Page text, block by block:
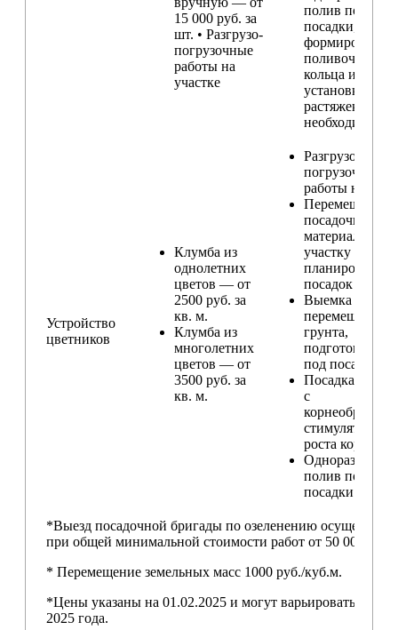
15 000 руб. за
шт. • Разгрузо-
погрузочные
работы на
участке
полив после
посадки,
формирование
поливочного
кольца и
установка
растяжек (при
Устройство
цветников
Клумба из
однолетних
цветов — от
2500 руб. за
кв. м.
Клумба из
многолетних
цветов — от
3500 руб. за
кв. м.
Разгрузо-
погрузочные
работы на
Перемещение
посадочного
материала по
участку и
планирование
посадок
Выемка и
перемещение
грунта,
подготовка
под посадку
Посадка
с
стимулятором
роста корней
Одноразовый
полив после
посадки
*Выезд посадочной бригады по озеленению
при общей минимальной стоимости работ от 50 000,00
* Перемещение земельных масс 1000 руб./куб.м.
*Цены указаны на 01.02.2025 и могут варьироваться
2025 года.